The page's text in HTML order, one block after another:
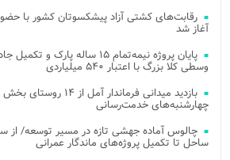
آغاز شد
وسطی کلا بزرگ با اعتبار ۵۴۰ میلیاردی
بازدید میدانی فرماندار آمل
چهارشنبه‌های خدمت‌رسانی
ساحل تا تکمیل پروژه‌های ماندگار عمرانی